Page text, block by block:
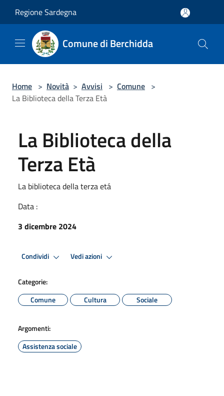
Regione Sardegna
Comune di Berchidda
Home > Novità > Avvisi > Comune >
La Biblioteca della Terza Età
La Biblioteca della
Terza Età
La biblioteca della terza etá
Data :
3 dicembre 2024
Condividi Vedi azioni
Categorie:
Comune
Cultura Sociale
Argomenti:
Assistenza sociale